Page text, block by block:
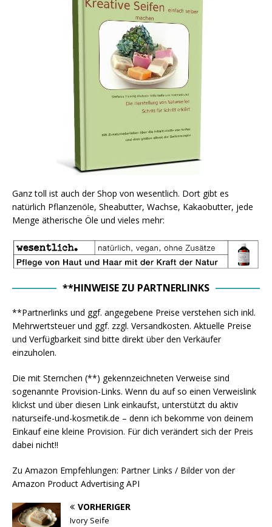
Ganz toll ist auch der Shop von wesentlich. Dort gibt es
natürlich Pflanzenöle, Sheabutter, Wachse, Kakaobutter, jede
Menge ätherische Öle und vieles mehr:
**HINWEISE ZU PARTNERLINKS
**Partnerlinks und ggf. angegebene Preise verstehen sich inkl.
Mehrwertsteuer und ggf. zzgl. Versandkosten. Aktuelle Preise
und Verfügbarkeit sind bitte direkt über den Verkäufer
einzuholen.
Die mit Sternchen (**) gekennzeichneten Verweise sind
sogenannte Provision-Links. Wenn du auf so einen Verweislink
klickst und über diesen Link einkaufst, unterstützt du aktiv
naturseife-und-kosmetik.de – denn ich bekomme von deinem
Einkauf eine kleine Provision. Für dich verändert sich der Preis
dabei nicht!!
Zu Amazon Empfehlungen: Partner Links / Bilder von der
Amazon Product Advertising API
VORHERIGER
Ivory Seife